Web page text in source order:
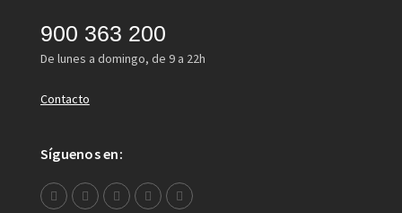
900 363 200
De lunes a domingo, de 9 a 22h
Contacto
Síguenos en: